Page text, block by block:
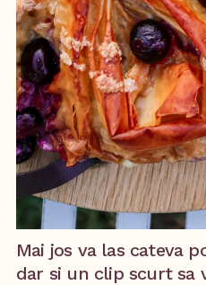
Mai jos va las cateva
dar si un clip scurt sa